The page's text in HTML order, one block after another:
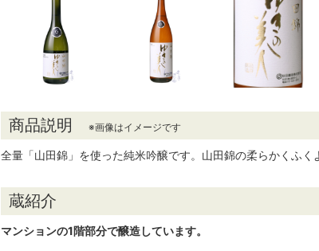
商品説明 ※画像はイメージです
全量「山田錦」を使った純米吟醸です。山田錦の柔らかくふ
蔵紹介
マンションの1階部分で醸造しています。